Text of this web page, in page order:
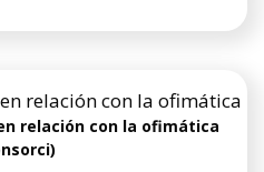
relación con la ofimática